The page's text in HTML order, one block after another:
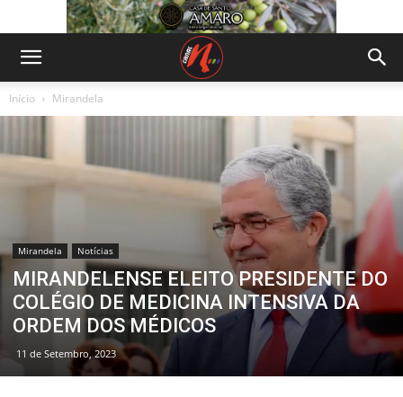
Início Mirandela
Mirandela Notícias
MIRANDELENSE ELEITO PRESIDENTE DO
COLÉGIO DE MEDICINA INTENSIVA DA
ORDEM DOS MÉDICOS
11 de Setembro, 2023